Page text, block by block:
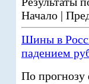
Начало |
Шины в
падением
По